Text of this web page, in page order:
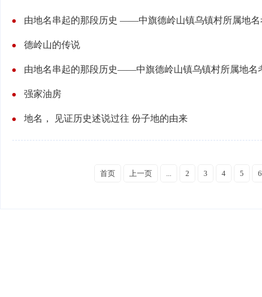
由地名串起的那段历史 ——中旗德岭山镇乌镇村所属地名
德岭山的传说
由地名串起的那段历史——中旗德岭山镇乌镇村所属地名
强家油房
地名， 见证历史述说过往 份子地的由来
首页 上一页 ... 2 3 4 5 6